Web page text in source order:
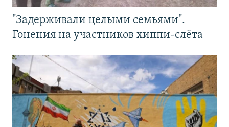
"Задерживали целыми семьями".
Гонения на участников хиппи-слёта